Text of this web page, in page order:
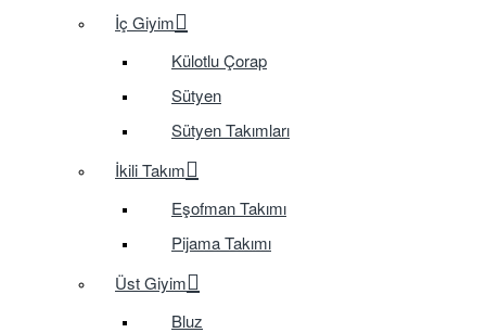
İç Giyim
Külotlu Çorap
Sütyen
Sütyen Takımları
İkili Takım
Eşofman Takımı
Pijama Takımı
Üst Giyim
Bluz